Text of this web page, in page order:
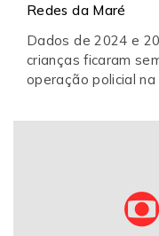
Redes da Maré
Dados de 2024 e
crianças ficaram
operação policial na